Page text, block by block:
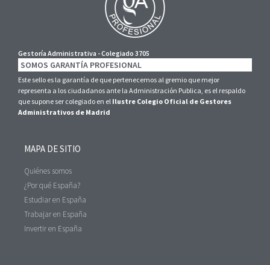
Gestoría Administrativa - Colegiado 3705
SOMOS GARANTÍA PROFESIONAL
Este sello es la garantía de que pertenecemos al gremio que mejor
representa a los ciudadanos ante la Administración Publica, es el respaldo
que supone ser colegiado en el Ilustre Colegio Oficial de Gestores
Administrativos de Madrid
MAPA DE SITIO
Quiénes somos
¿Por qué España?
Estudiar en España
Trabajar en España
Invertir en España